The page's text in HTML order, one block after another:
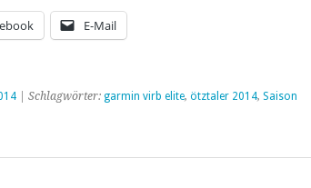
E-Mail
| Schlagwörter: garmin virb elite, ötztaler 2014, Saison